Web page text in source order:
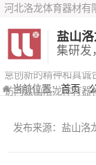
河北洛龙体育器材有
*训练器材、400米
练器材，咨询攀岩墙
意创新的精神和真诚
访问盐山洛龙体育器
盐山
当前位置：首页›
发布来源：盐山
200米障碍器材
心理行为训练器